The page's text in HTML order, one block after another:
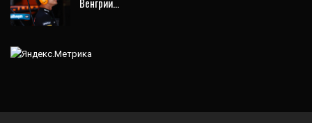
Венгрии…